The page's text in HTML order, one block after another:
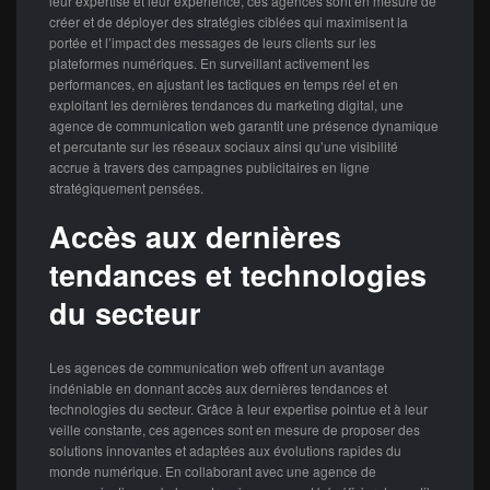
créer et de déployer des stratégies ciblées qui maximisent la
portée et l’impact des messages de leurs clients sur les
plateformes numériques. En surveillant activement les
performances, en ajustant les tactiques en temps réel et en
exploitant les dernières tendances du marketing digital, une
agence de communication web garantit une présence dynamique
et percutante sur les réseaux sociaux ainsi qu’une visibilité
accrue à travers des campagnes publicitaires en ligne
stratégiquement pensées.
Accès aux dernières
tendances et technologies
du secteur
Les agences de communication web offrent un avantage
indéniable en donnant accès aux dernières tendances et
technologies du secteur. Grâce à leur expertise pointue et à leur
veille constante, ces agences sont en mesure de proposer des
solutions innovantes et adaptées aux évolutions rapides du
monde numérique. En collaborant avec une agence de